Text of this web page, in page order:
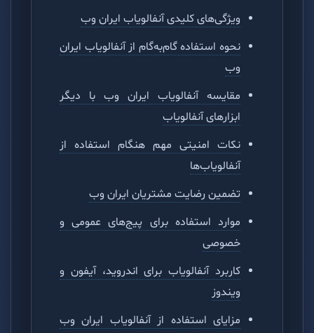
ویژگی‌های کلیدی آنفالویاب ایران وب
نحوه استفاده گام‌به‌گام از آنفالویاب ایران
وب
مقایسه آنفالویاب ایران وب با دیگر
ابزارهای آنفالویاب
نکات امنیتی مهم هنگام استفاده از
آنفالویاب‌ها
تضمین رضایت مشتریان ایران وب
موارد استفاده برای پیج‌های عمومی و
خصوصی
کاربرد آنفالویاب برای اندروید، آیفون و
ویندوز
مزایای استفاده از آنفالویاب ایران وب